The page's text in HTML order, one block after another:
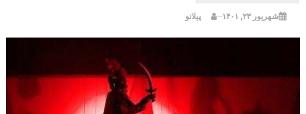
شهریور ۲۳, ۱۴۰۱ پیلانو